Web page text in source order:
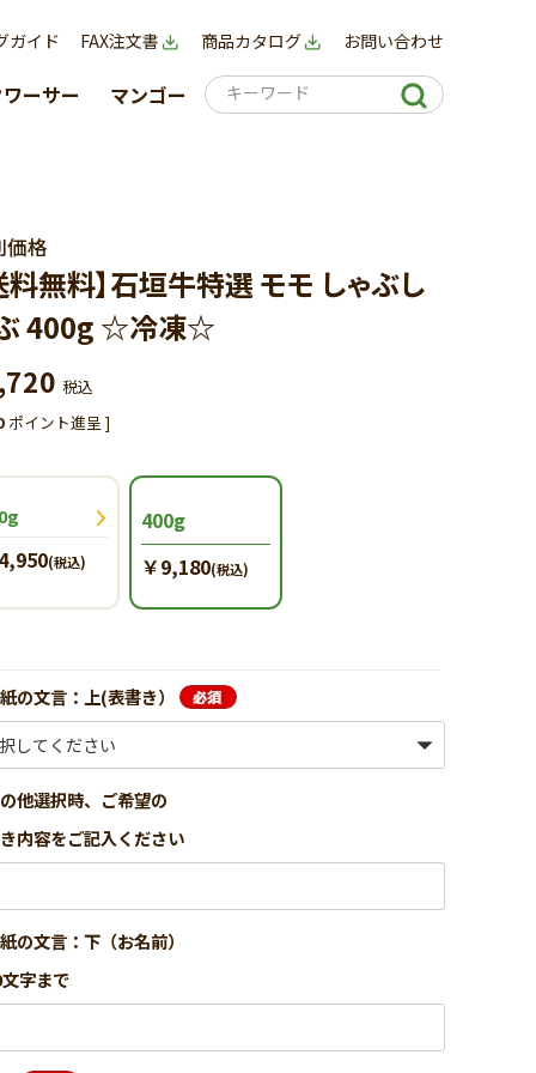
ガイド FAX注文書 商品カタログ お問い合わせ
ーサー マンゴー
価格
料無料】石垣牛特選 モモ しゃぶし
400g ☆冷凍☆
税込
ポイント進呈 ]
(税込)
400g
￥9,180(税込)
の文言：上(表書き）
他選択時、ご希望の
内容をご記入ください
の文言：下（お名前）
字まで